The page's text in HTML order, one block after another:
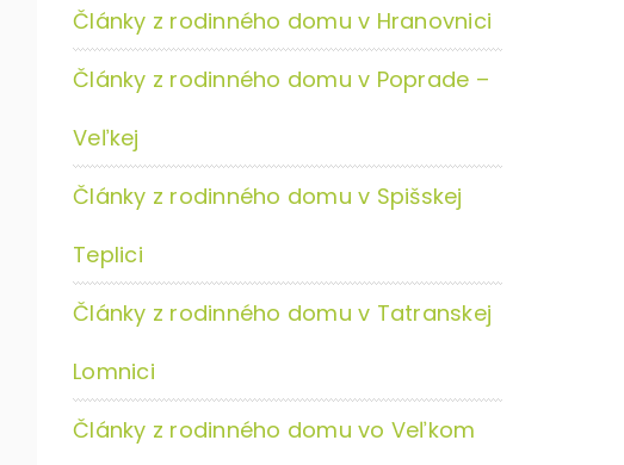
Články z rodinného domu v Hranovnici
Články z rodinného domu v Poprade –
Veľkej
Články z rodinného domu v Spišskej
Teplici
Články z rodinného domu v Tatranskej
Lomnici
Články z rodinného domu vo Veľkom